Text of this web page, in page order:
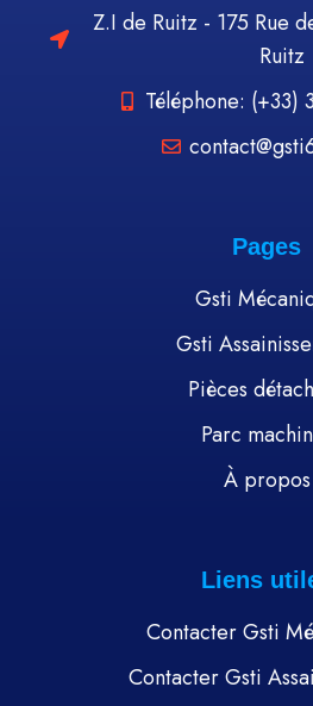
Z.I de Ruitz - 175 Rue
Ruitz
Téléphone: (+33)
Pages
Gsti
Gsti
Pièces
Parc
À propos
Liens
Contacter Gsti
Contacter Gsti